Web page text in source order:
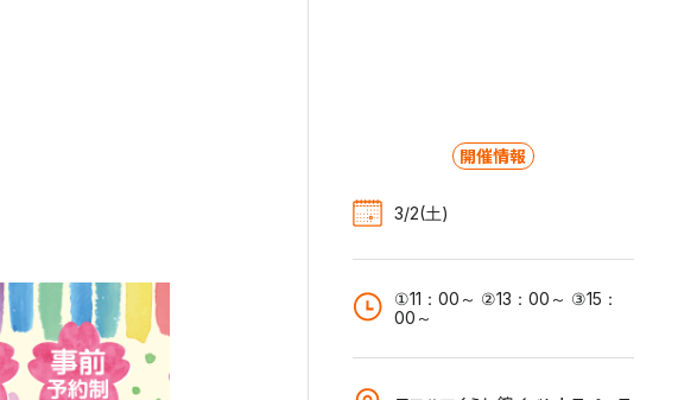
開催情報
3/2(土)
①11：00～ ②13：00～ ③15：
00～